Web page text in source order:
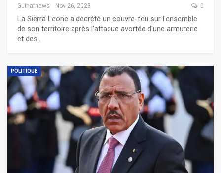
Guinafnews Nov 26, 2023 0
La Sierra Leone a décrété un couvre-feu sur l'ensemble
de son territoire après l'attaque avortée d'une armurerie
et des…
POLITIQUE